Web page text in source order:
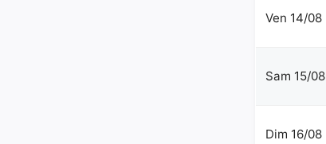
Ven 14/08
Sam 15/08
Dim 16/08